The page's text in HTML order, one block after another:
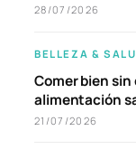
28/07/2026
BELLEZA &
Comer bien
alimentación
21/07/2026